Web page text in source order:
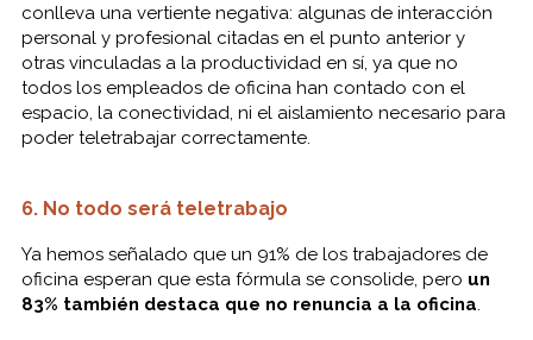
conlleva una vertiente negativa: algunas de interacción
personal y profesional citadas en el punto anterior y
otras vinculadas a la productividad en sí, ya que no
todos los empleados de oficina han contado con el
espacio, la conectividad, ni el aislamiento necesario para
poder teletrabajar correctamente.
6. No todo será teletrabajo
Ya hemos señalado que un 91% de los trabajadores de
oficina esperan que esta fórmula se consolide, pero un
83% también destaca que no renuncia a la oficina.